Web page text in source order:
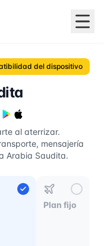
del dispositivo
al aterrizar.
mensajería
Arabia Saudita.
Plan fijo